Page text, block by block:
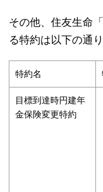
その他、住友生命
る特約は以下の通り
特約名
目標到達時円建年
金保険変更特約